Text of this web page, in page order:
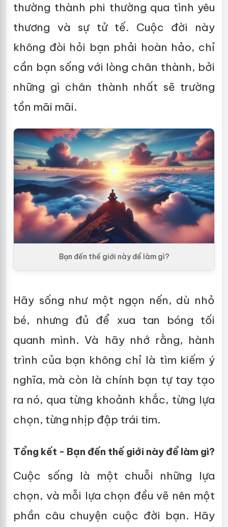
thường thành phi thường qua tình yêu
thương và sự tử tế. Cuộc đời này
không đòi hỏi bạn phải hoàn hảo, chỉ
cần bạn sống với lòng chân thành, bởi
những gì chân thành nhất sẽ trường
tồn mãi mãi.
Bạn đến thế giới này để làm gì?
Hãy sống như một ngọn nến, dù nhỏ
bé, nhưng đủ để xua tan bóng tối
quanh mình. Và hãy nhớ rằng, hành
trình của bạn không chỉ là tìm kiếm ý
nghĩa, mà còn là chính bạn tự tay tạo
ra nó, qua từng khoảnh khắc, từng lựa
chọn, từng nhịp đập trái tim.
Tổng kết - Bạn đến thế giới này để làm gì?
Cuộc sống là một chuỗi những lựa
chọn, và mỗi lựa chọn đều vẽ nên một
phần câu chuyện cuộc đời bạn. Hãy